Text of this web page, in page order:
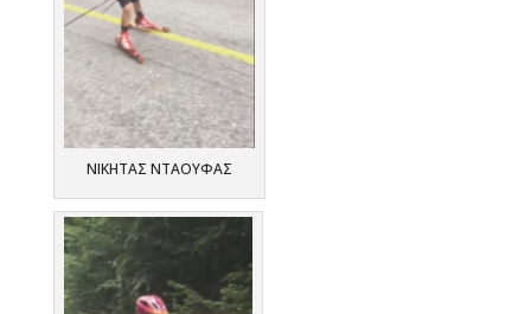
ΝΙΚΗΤΑΣ ΝΤΑΟΥΦΑΣ